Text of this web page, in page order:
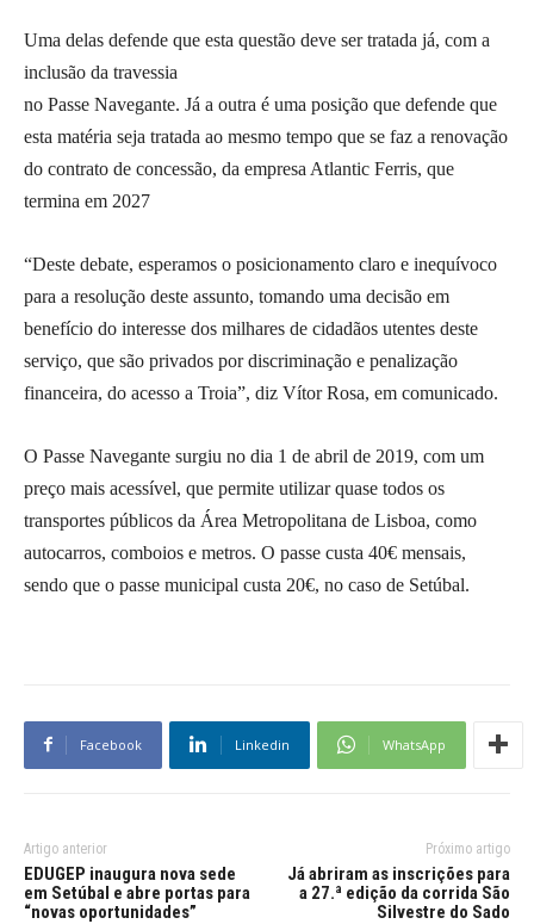
Uma delas defende que esta questão deve ser tratada já, com a
inclusão da travessia
no Passe Navegante. Já a outra é uma posição que defende que
esta matéria seja tratada ao mesmo tempo que se faz a renovação
do contrato de concessão, da empresa Atlantic Ferris, que
termina em 2027
“Deste debate, esperamos o posicionamento claro e inequívoco
para a resolução deste assunto, tomando uma decisão em
benefício do interesse dos milhares de cidadãos utentes deste
serviço, que são privados por discriminação e penalização
financeira, do acesso a Troia”, diz Vítor Rosa, em comunicado.
O Passe Navegante surgiu no dia 1 de abril de 2019, com um
preço mais acessível, que permite utilizar quase todos os
transportes públicos da Área Metropolitana de Lisboa, como
autocarros, comboios e metros. O passe custa 40€ mensais,
sendo que o passe municipal custa 20€, no caso de Setúbal.
Facebook Linkedin WhatsApp
Artigo anterior
EDUGEP inaugura nova sede
em Setúbal e abre portas para
“novas oportunidades”
Próximo artigo
Já abriram as inscrições para
a 27.ª edição da corrida São
Silvestre do Sado